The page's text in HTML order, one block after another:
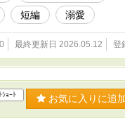
短編 溺愛
最終更新日 2026.05.12 登
ｼｮｰﾄ お気に入りに追